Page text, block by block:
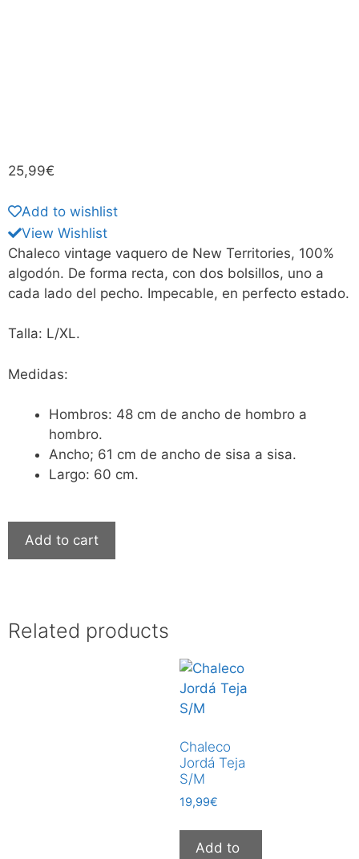
25,99€
Add to wishlist
View Wishlist
Chaleco vintage vaquero de New Territories, 100%
algodón. De forma recta, con dos bolsillos, uno a
cada lado del pecho. Impecable, en perfecto estado.
Talla: L/XL.
Medidas:
Hombros: 48 cm de ancho de hombro a
hombro.
Ancho; 61 cm de ancho de sisa a sisa.
Largo: 60 cm.
Add to cart
Related products
Chaleco
Jordá Teja
S/M
19,99€
Add to